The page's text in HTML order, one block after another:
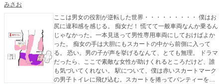
みさお
ここは男女の役割が逆転した世界・・・・・・・・・ 僕はお
尻に違和感を感じる。 痴女だ！ 慌てて一般車両なんか乗るん
じゃなかった。一本見送って男性専用車両にしておけばよか
った。 痴女の手は大胆にもスカートの中から前側に入って
る。 恐い。男の子が声を挙げるなんて、とても無理。 ドラマ
だったら、ここで素敵な女性が助けくれるところだけど、誰
も気づいてくれない。 駅について、僕は赤いスカートマーク
の男子トイレに飛び込む。スカートを捲ってパンティーを降